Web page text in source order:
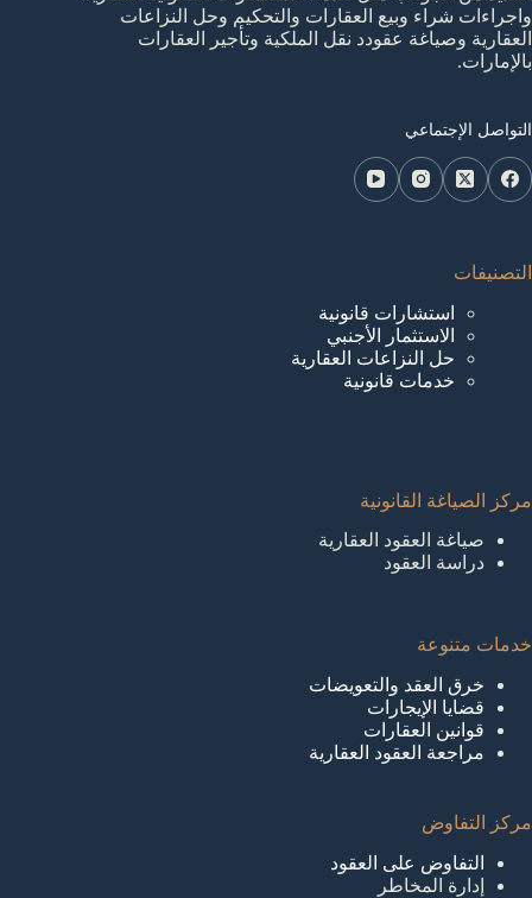
واجراءات شراء وبيع العقارات والتحكيم وحل النزاعات
العقارية وصياغة عقودد نقل الملكية وتأجير العقارات
بالإمارات.
التواصل الإجتماعي
التصنيفات
استشارات قانونية
الاستثمار الأجنبي
حل النزاعات العقارية
خدمات قانونية
مركز الصياغة القانونية
صياغة العقود العقارية
دراسة العقود
خدمات متنوعة
خرق العقد والتعويضات
قضايا الإيجارات
قوانين العقارات
مراجعة العقود العقارية
مركز التفاوض
التفاوض على العقود
إدارة المخاطر